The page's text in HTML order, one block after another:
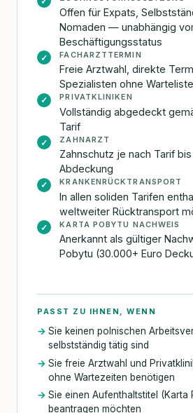
Offen für Expats,
Nomaden — unabhängig
Beschäftigungsstatus
✓ FACHARZTTERMIN
Freie Arztwahl, direkte
Spezialisten ohne Warteliste
✓ PRIVATKLINIKEN
Vollständig abgedeckt
Tarif
✓ ZAHNARZT
Zahnschutz je nach Tarif
Abdeckung
✓ KRANKENRÜCKTRANSPORT
In allen soliden Tarifen
weltweiter Rücktransport
✓ KARTA POBYTU NACHWEIS
Anerkannt als gültiger
Pobytu (30.000+ Euro
PASST ZU IHNEN, WENN
Sie keinen polnischen
selbstständig tätig sind
Sie freie Arztwahl und
ohne Wartezeiten benötigen
Sie einen Aufenthaltstitel (Karta
beantragen möchten